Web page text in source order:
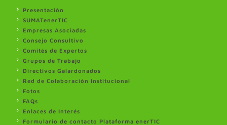
Presentación
SUMATenerTIC
Empresas Asociadas
Consejo Consultivo
Comités de Expertos
Grupos de Trabajo
Directivos Galardonados
Red de Colaboración Institucional
Fotos
FAQs
Enlaces de Interés
Formulario de contacto Plataforma enerTIC